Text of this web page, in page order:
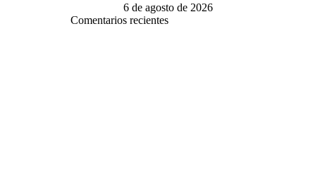
6 de agosto de 2026
Comentarios recientes